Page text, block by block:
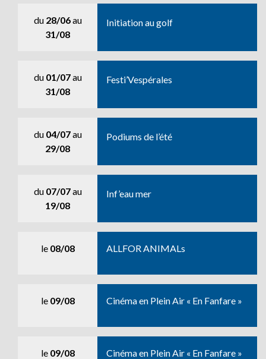
du 28/06au
31/08
Initiation au golf
du 01/07au
31/08
Festi’Vespérales
du 04/07au
29/08
Podiums de l’été
du 07/07au
19/08
Inf’eau mer
le 08/08 ALLFOR ANIMALs
le 09/08 Cinéma en Plein Air « En Fanfare »
le 09/08 Cinéma en Plein Air « En Fanfare »